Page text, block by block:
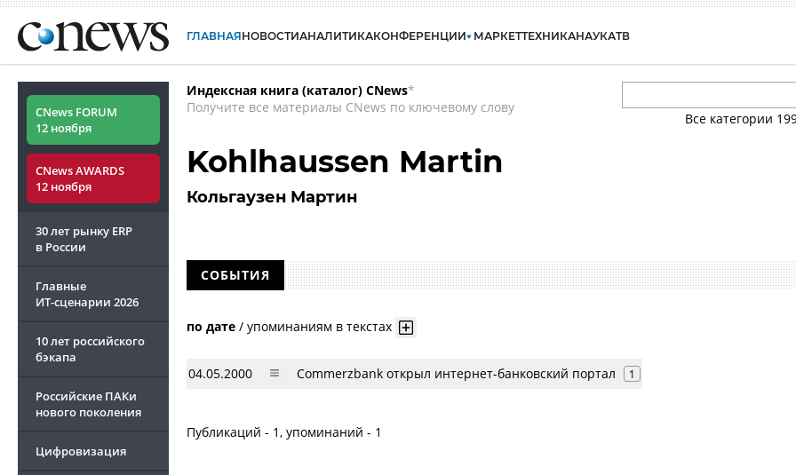
ГЛАВНАЯНОВОСТИАНАЛИТИКАКОНФЕРЕНЦИИ МАРКЕТТЕХНИКАНАУКАТВ
CNews FORUM
12 ноября
CNews AWARDS
12 ноября
30 лет рынку ERP
в России
Главные
ИТ-сценарии 2026
10 лет российского
бэкапа
Российские ПАКи
нового поколения
Цифровизация
Индексная книга (каталог) CNews*
Получите все материалы CNews по ключевому слову
Все категории
Kohlhaussen Martin
Кольгаузен Мартин
СОБЫТИЯ
по дате / упоминаниям в текстах
04.05.2000 Commerzbank открыл интернет-банковский портал 1
Публикаций - 1, упоминаний - 1